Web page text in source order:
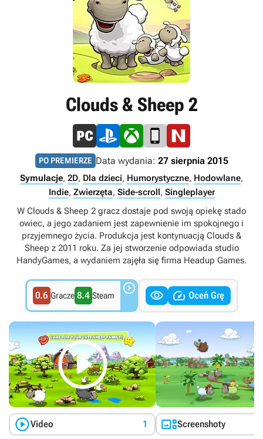
Clouds & Sheep 2
PO PREMIERZE Data wydania: 27 sierpnia 2015
Symulacje, 2D, Dla dzieci, Humorystyczne, Hodowlane,
Indie, Zwierzęta, Side-scroll, Singleplayer
W Clouds & Sheep 2 gracz dostaje pod swoją opiekę stado
owiec, a jego zadaniem jest zapewnienie im spokojnego i
przyjemnego życia. Produkcja jest kontynuacją Clouds &
Sheep z 2011 roku. Za jej stworzenie odpowiada studio
HandyGames, a wydaniem zajęła się firma Headup Games.
0.6 Gracze 8.4 Steam    Oceń Grę

Video 1 Screenshoty